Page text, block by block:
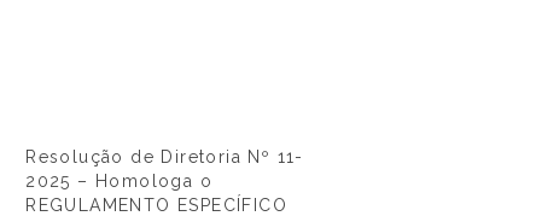
Resolução de Diretoria Nº 11-
2025 – Homologa o
REGULAMENTO ESPECÍFICO